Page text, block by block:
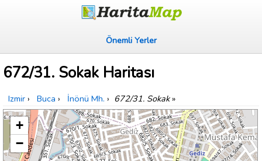
Önemli Yerler
672/31. Sokak Haritası
Izmir › Buca › İnönü Mh. › 672/31. Sokak»
+
−